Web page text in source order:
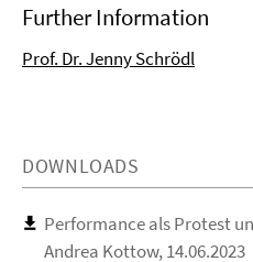
Further Information
Prof. Dr. Jenny Schrödl
DOWNLOADS
Performance als Protest
Andrea Kottow, 14.06.2023